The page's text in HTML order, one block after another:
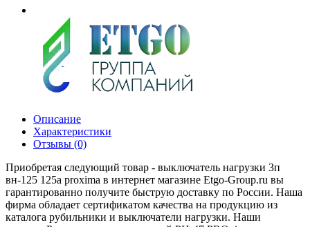
Описание
Характеристики
Отзывы (0)
Приобретая следующий товар - выключатель нагрузки 3п
вн-125 125а proxima в интернет магазине Etgo-Group.ru вы
гарантированно получите быструю доставку по России. Наша
фирма обладает сертификатом качества на продукцию из
каталога рубильники и выключатели нагрузки. Наши